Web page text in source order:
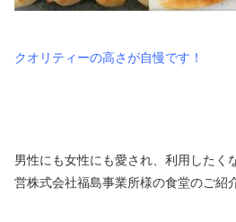
クオリティーの高さが自慢です！
男性にも女性にも愛され、利用したく
営株式会社福島事業所様の食堂のご紹